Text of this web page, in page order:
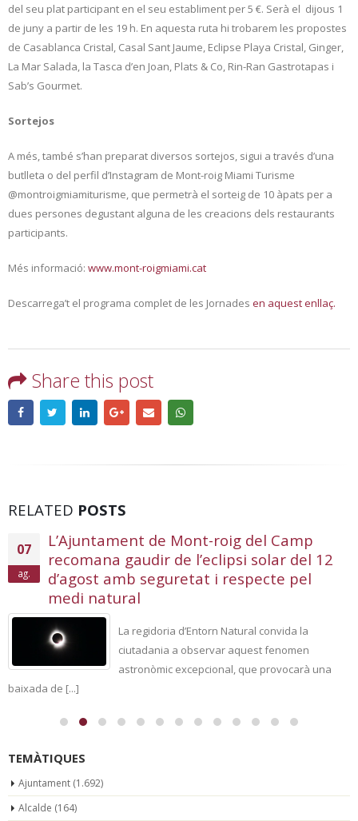
del seu plat participant en el seu establiment per 5 €. Serà el dijous 1
de juny a partir de les 19 h. En aquesta ruta hi trobarem les propostes
de Casablanca Cristal, Casal Sant Jaume, Eclipse Playa Cristal, Ginger,
La Mar Salada, la Tasca d’en Joan, Plats & Co, Rin-Ran Gastrotapas i
Sab’s Gourmet.
Sortejos
A més, també s’han preparat diversos sortejos, sigui a través d’una
butlleta o del perfil d’Instagram de Mont-roig Miami Turisme
@montroigmiamiturisme, que permetrà el sorteig de 10 àpats per a
dues persones degustant alguna de les creacions dels restaurants
participants.
Més informació: www.mont-roigmiami.cat
Descarrega’t el programa complet de les Jornades en aquest enllaç.
Share this post
RELATED POSTS
07
ag.
L’Ajuntament de Mont-roig del Camp
recomana gaudir de l’eclipsi solar del 12
d’agost amb seguretat i respecte pel
medi natural
La regidoria d’Entorn Natural convida la
ciutadania a observar aquest fenomen
astronòmic excepcional, que provocarà una
baixada de [...]
TEMÀTIQUES
Ajuntament (1.692)
Alcalde (164)